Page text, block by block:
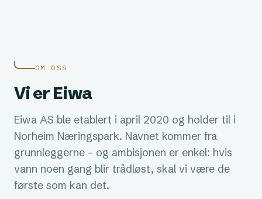
OM OSS
Vi er Eiwa
Eiwa AS ble etablert i april 2020 og holder til i
Norheim Næringspark. Navnet kommer fra
grunnleggerne – og ambisjonen er enkel: hvis
vann noen gang blir trådløst, skal vi være de
første som kan det.